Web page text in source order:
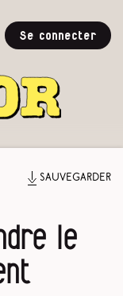
Se connecter
Sauvegarder
le